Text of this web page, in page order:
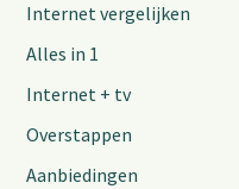
Internet vergelijken
Alles in 1
Internet + tv
Overstappen
Aanbiedingen